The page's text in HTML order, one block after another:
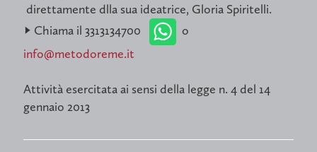
direttamente dlla sua ideatrice, Gloria Spiritelli.
-> Chiama il 3313134700
o
info@metodoreme.it
Attività esercitata ai sensi della legge n. 4 del 14
gennaio 2013